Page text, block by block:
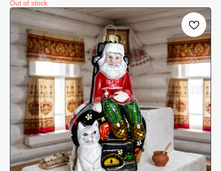
Out of stock